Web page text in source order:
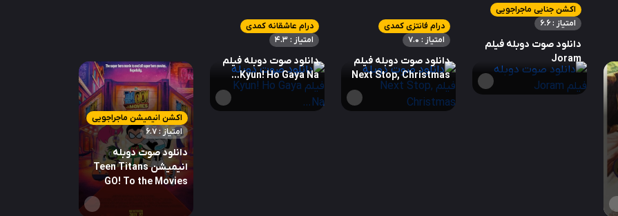
اکشن جنایی ماجراجویی
امتیاز : 6.6
دانلود صوت دوبله فیلم
Joram
درام فانتزی کمدی
امتیاز : 7.0
دانلود صوت دوبله فیلم
Next Stop, Christmas
درام عاشقانه کمدی
امتیاز : 4.3
دانلود صوت دوبله فیلم
Kyun! Ho Gaya Na…
اکشن انیمیشن ماجراجویی
امتیاز : 6.7
دانلود صوت دوبله
انیمیشن Teen Titans
GO! To the Movies